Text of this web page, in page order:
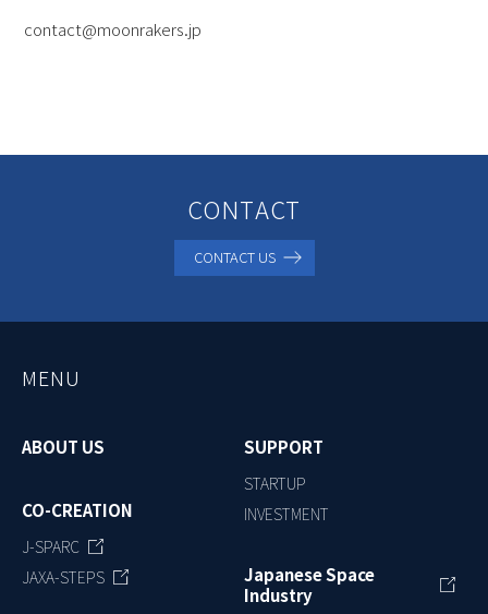
contact@moonrakers.jp
CONTACT
CONTACT US
MENU
ABOUT US
CO-CREATION
J-SPARC
JAXA-STEPS
SUPPORT
STARTUP
INVESTMENT
Japanese Space
Industry